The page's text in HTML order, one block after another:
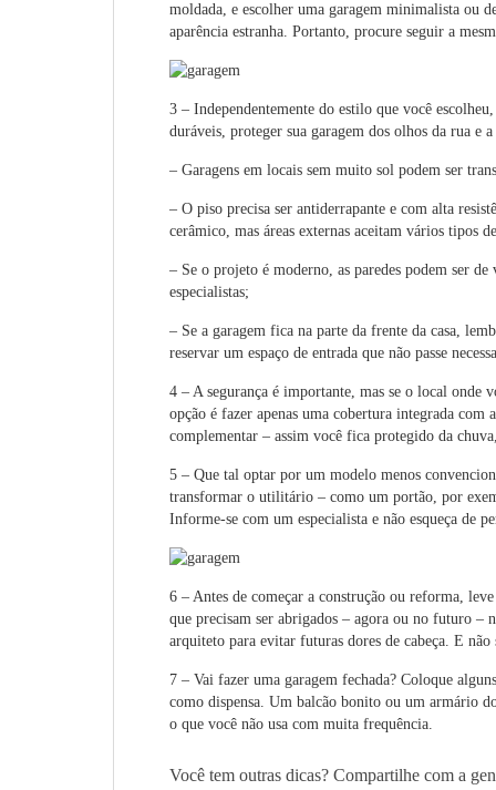
moldada, e escolher uma garagem minimalista ou
aparência estranha. Portanto, procure seguir a
3 – Independentemente do estilo que você
duráveis, proteger sua garagem dos olhos da rua e
– Garagens em locais sem muito sol podem ser
– O piso precisa ser antiderrapante e com alta
cerâmico, mas áreas externas aceitam vários tipos
– Se o projeto é moderno, as paredes podem ser
especialistas;
– Se a garagem fica na parte da frente da casa,
reservar um espaço de entrada que não passe
4 – A segurança é importante, mas se o local onde
opção é fazer apenas uma cobertura integrada
complementar – assim você fica protegido da
5 – Que tal optar por um modelo menos
transformar o utilitário – como um portão, por
Informe-se com um especialista e não esqueça de
6 – Antes de começar a construção ou reforma,
que precisam ser abrigados – agora ou no futuro –
arquiteto para evitar futuras dores de cabeça. E não
7 – Vai fazer uma garagem fechada? Coloque
como dispensa. Um balcão bonito ou um armário
o que você não usa com muita frequência.
Você tem outras dicas? Compartilhe com a